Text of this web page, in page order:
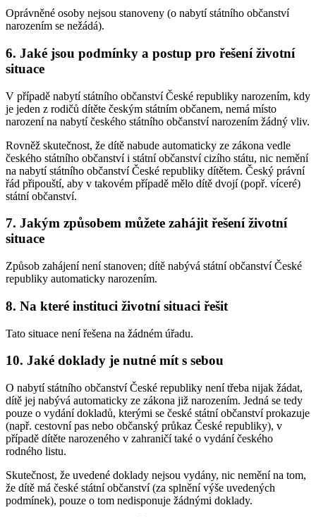
Oprávněné osoby nejsou stanoveny (o nabytí státního občanství
narozením se nežádá).
6. Jaké jsou podmínky a postup pro řešení životní
situace
V případě nabytí státního občanství České republiky narozením, kdy
je jeden z rodičů dítěte českým státním občanem, nemá místo
narození na nabytí českého státního občanství narozením žádný vliv.
Rovněž skutečnost, že dítě nabude automaticky ze zákona vedle
českého státního občanství i státní občanství cizího státu, nic nemění
na nabytí státního občanství České republiky dítětem. Český právní
řád připouští, aby v takovém případě mělo dítě dvojí (popř. víceré)
státní občanství.
7. Jakým způsobem můžete zahájit řešení životní
situace
Způsob zahájení není stanoven; dítě nabývá státní občanství České
republiky automaticky narozením.
8. Na které instituci životní situaci řešit
Tato situace není řešena na žádném úřadu.
10. Jaké doklady je nutné mít s sebou
O nabytí státního občanství České republiky není třeba nijak žádat,
dítě jej nabývá automaticky ze zákona již narozením. Jedná se tedy
pouze o vydání dokladů, kterými se české státní občanství prokazuje
(např. cestovní pas nebo občanský průkaz České republiky), v
případě dítěte narozeného v zahraničí také o vydání českého
rodného listu.
Skutečnost, že uvedené doklady nejsou vydány, nic nemění na tom,
že dítě má české státní občanství (za splnění výše uvedených
podmínek), pouze o tom nedisponuje žádnými doklady.